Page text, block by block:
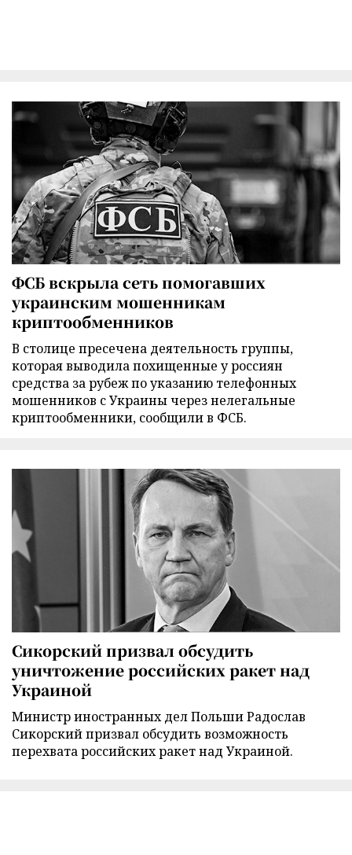
ФСБ вскрыла сеть помогавших
украинским мошенникам
криптообменников
В столице пресечена деятельность группы,
которая выводила похищенные у россиян
средства за рубеж по указанию телефонных
мошенников с Украины через нелегальные
криптообменники, сообщили в ФСБ.
Сикорский призвал обсудить
уничтожение российских ракет над
Украиной
Министр иностранных дел Польши Радослав
Сикорский призвал обсудить возможность
перехвата российских ракет над Украиной.